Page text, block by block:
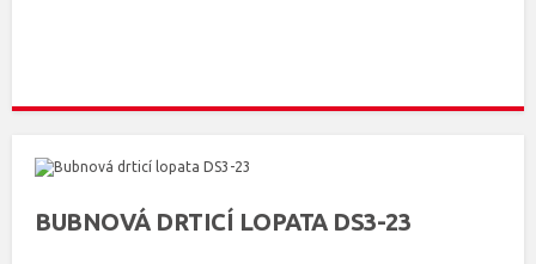
BUBNOVÁ DRTICÍ LOPATA DS3-23